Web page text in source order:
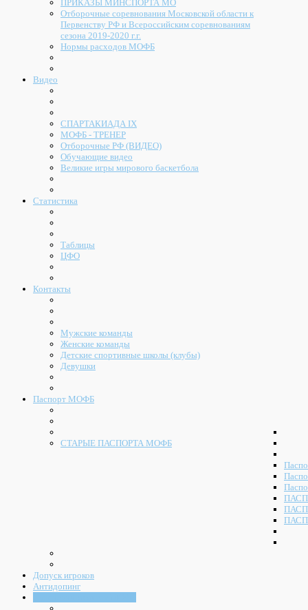
ПРИКАЗЫ МИНСПОРТА МО
Отборочные соревнования Московской области к
Первенству РФ и Всероссийским соревнованиям
сезона 2019-2020 г.г.
Нормы расходов МОФБ
Видео
СПАРТАКИАДА IX
МОФБ - ТРЕНЕР
Отборочные РФ (ВИДЕО)
Обучающие видео
Великие игры мирового баскетбола
Статистика
Таблицы
ЦФО
Контакты
Мужские команды
Женские команды
Детские спортивные школы (клубы)
Девушки
Паспорт МОФБ
СТАРЫЕ ПАСПОРТА МОФБ
Допуск игроков
Антидопинг